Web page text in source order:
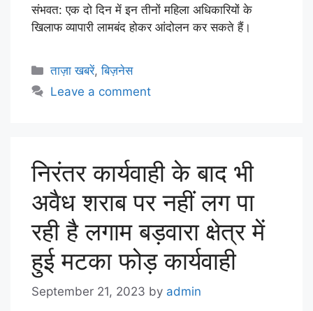
संभवत: एक दो दिन में इन तीनों महिला अधिकारियों के
खिलाफ व्यापारी लामबंद होकर आंदोलन कर सकते हैं।
ताज़ा खबरें,बिज़नेस
Leave a comment
निरंतर कार्यवाही के बाद भी
अवैध शराब पर नहीं लग पा
रही है लगाम बड़वारा क्षेत्र में
हुई मटका फोड़ कार्यवाही
September 21, 2023 by admin